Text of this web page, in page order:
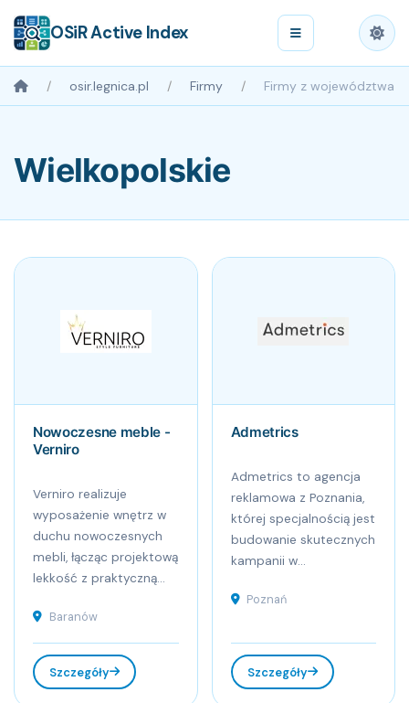
OSiR Active Index
osir.legnica.pl Firmy Firmy z województwa
Wielkopolskie
Nowoczesne meble -
Verniro
Verniro realizuje
wyposażenie wnętrz w
duchu nowoczesnych
mebli, łącząc projektową
lekkość z praktyczną...
Baranów
Szczegóły
Admetrics
Admetrics to agencja
reklamowa z Poznania,
której specjalnością jest
budowanie skutecznych
kampanii w...
Poznań
Szczegóły